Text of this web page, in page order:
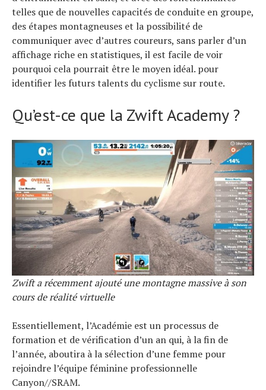
telles que de nouvelles capacités de conduite en groupe,
des étapes montagneuses et la possibilité de
communiquer avec d’autres coureurs, sans parler d’un
affichage riche en statistiques, il est facile de voir
pourquoi cela pourrait être le moyen idéal. pour
identifier les futurs talents du cyclisme sur route.
Qu’est-ce que la Zwift Academy ?
Zwift a récemment ajouté une montagne massive à son
cours de réalité virtuelle
Essentiellement, l’Académie est un processus de
formation et de vérification d’un an qui, à la fin de
l’année, aboutira à la sélection d’une femme pour
rejoindre l’équipe féminine professionnelle
Canyon//SRAM.